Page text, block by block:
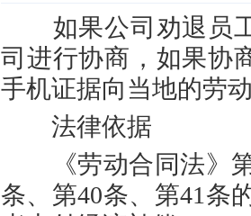
如果公司劝退员工
司进行协商，如果协
手机证据向当地的劳
法律依据
《劳动合同法》第
条、第40条、第41条